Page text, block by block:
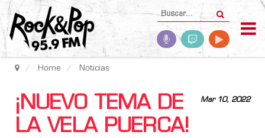
Home Noticias
Mar 10, 2022
¡NUEVO TEMA DE
LA VELA PUERCA!